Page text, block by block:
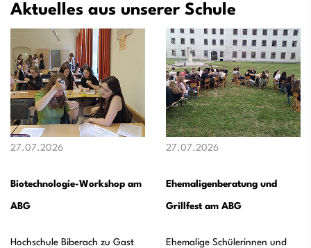
Aktuelles aus unserer Schule
27.07.2026
Biotechnologie-Workshop am
ABG
Hochschule Biberach zu Gast
27.07.2026
Ehemaligenberatung und
Grillfest am ABG
Ehemalige Schülerinnen und